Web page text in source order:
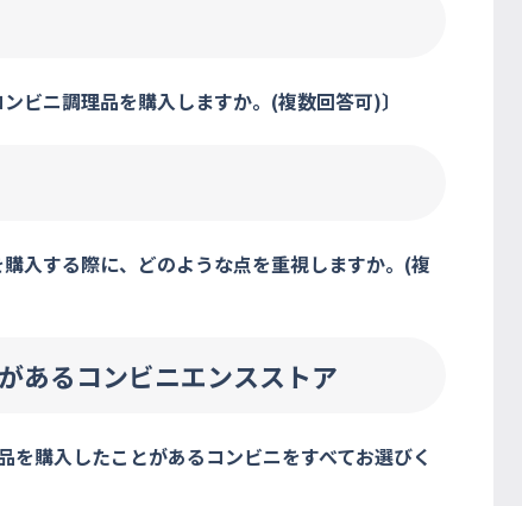
ビニ調理品を購入しますか。(複数回答可)〕
入する際に、どのような点を重視しますか。(複
あるコンビニエンスストア
購入したことがあるコンビニをすべてお選びく